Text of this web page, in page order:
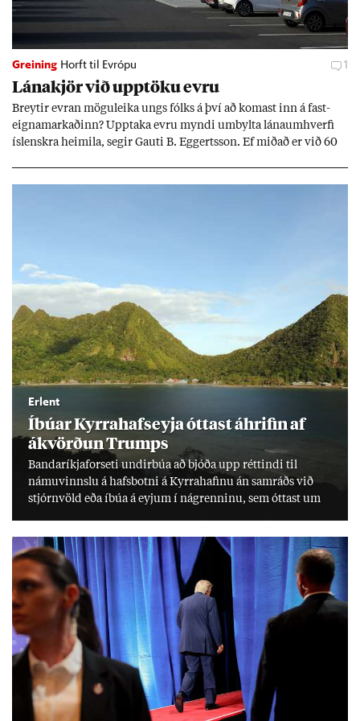
Greining Horft til Evrópu 1
Lána­kjör við upp­töku evru
Breyt­ir evr­an mögu­leika ungs fólks á því að kom­ast inn á fast­
eigna­mark­að­inn? Upp­taka evru myndi um­bylta lánaum­hverfi
ís­lenskra heim­ila, seg­ir Gauti B. Eggerts­son. Ef mið­að er við 60
Erlent
Íbú­ar Kyrra­hafs­eyja ótt­ast áhrif­in af
ákvörð­un Trumps
Banda­ríkja­for­seti und­ir­búa að bjóða upp rétt­indi til
námu­vinnslu á hafs­botni á Kyrra­haf­inu án sam­ráðs við
stjórn­völd eða íbúa á eyj­um í ná­grenn­inu, sem ótt­ast um